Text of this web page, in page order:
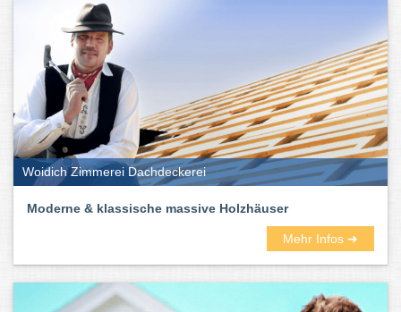
Woidich Zimmerei Dachdeckerei
Moderne & klassische massive Holzhäuser
Mehr Infos ➜